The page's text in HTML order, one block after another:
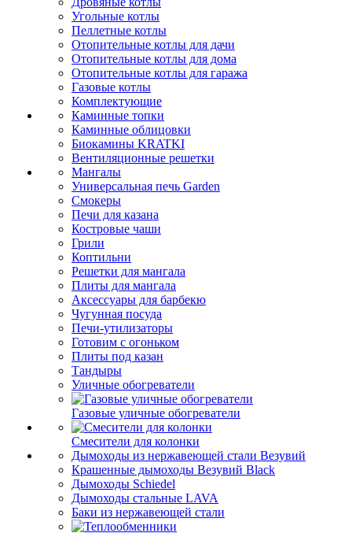
Угольные котлы
Пеллетные котлы
Отопительные котлы для дачи
Отопительные котлы для дома
Отопительные котлы для гаража
Газовые котлы
Комплектующие
Каминные топки
Каминные облицовки
Биокамины KRATKI
Вентиляционные решетки
Мангалы
Универсальная печь Garden
Смокеры
Печи для казана
Костровые чаши
Грили
Коптильни
Решетки для мангала
Плиты для мангала
Аксессуары для барбекю
Чугунная посуда
Печи-утилизаторы
Готовим с огоньком
Плиты под казан
Тандыры
Уличные обогреватели
Газовые уличные обогреватели
Смесители для колонки
Дымоходы из нержавеющей стали Везувий
Крашенные дымоходы Везувий Black
Дымоходы Schiedel
Дымоходы стальные LAVA
Баки из нержавеющей стали